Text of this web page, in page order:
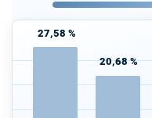
27,58 %
20,68 %